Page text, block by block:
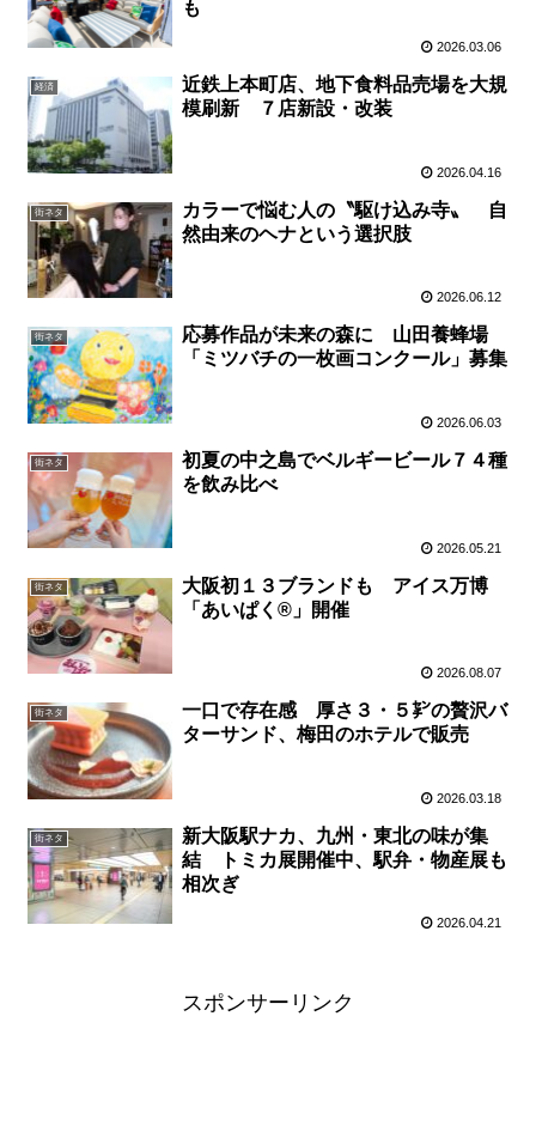
も
2026.03.06
経済
近鉄上本町店、地下食料品売場を大規
模刷新 ７店新設・改装
2026.04.16
街ネタ
カラーで悩む人の〝駆け込み寺〟 自
然由来のヘナという選択肢
2026.06.12
街ネタ
応募作品が未来の森に 山田養蜂場
「ミツバチの一枚画コンクール」募集
2026.06.03
街ネタ
初夏の中之島でベルギービール７４種
を飲み比べ
2026.05.21
街ネタ
大阪初１３ブランドも アイス万博
「あいぱく®」開催
2026.08.07
街ネタ
一口で存在感 厚さ３・５㌢の贅沢バ
ターサンド、梅田のホテルで販売
2026.03.18
街ネタ
新大阪駅ナカ、九州・東北の味が集
結 トミカ展開催中、駅弁・物産展も
相次ぎ
2026.04.21
スポンサーリンク